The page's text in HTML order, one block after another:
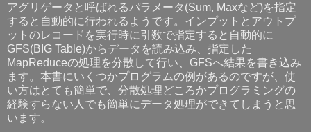
アグリゲータと呼ばれるパラメータ(Sum, Maxなど)を指定
すると自動的に行われるようです。インプットとアウトプ
ットのレコードを実行時に引数で指定すると自動的に
GFS(BIG Table)からデータを読み込み、指定した
MapReduceの処理を分散して行い、GFSへ結果を書き込み
ます。本書にいくつかプログラムの例があるのですが、使
い方はとても簡単で、分散処理どころかプログラミングの
経験すらない人でも簡単にデータ処理ができてしまうと思
います。